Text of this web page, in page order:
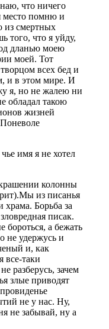
что ничего
место помню и
из смертных
того, что я уйду,
дланью моею
моей. Тот
всех бед и
и в этом мире. И
я, но не жалею ни
обладал такою
жизней
имя я не хотел
колонны
из писанья
храма. Борьба за
писак.
а бежать
не удержусь и
и, как
все-таки
разберусь, зачем
злые приводят
не у нас. Ну,
не забывай, ну а